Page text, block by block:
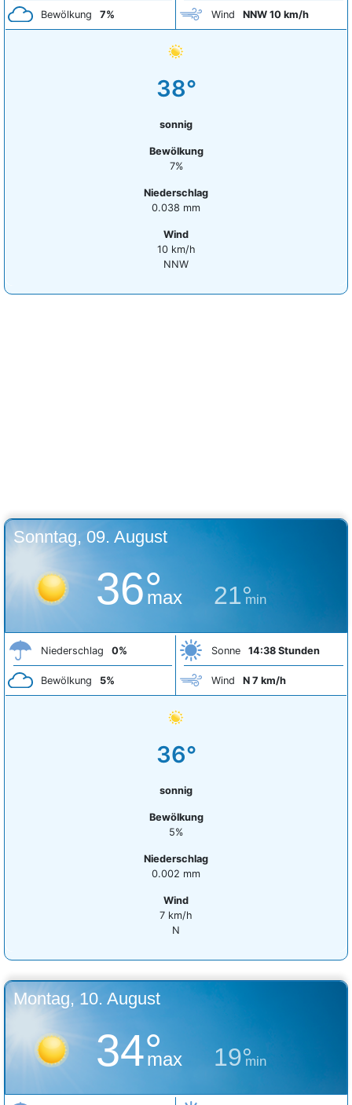
Bewölkung 7% Wind NNW 10 km/h
38°
sonnig
Bewölkung
7%
Niederschlag
0.038 mm
Wind
10 km/h
NNW
Sonntag, 09. August
36°
max 21°
min
Niederschlag 0%
Bewölkung 5%
Sonne 14:38 Stunden
Wind N 7 km/h
36°
sonnig
Bewölkung
5%
Niederschlag
0.002 mm
Wind
7 km/h
N
Montag, 10. August
34°
max 19°
min